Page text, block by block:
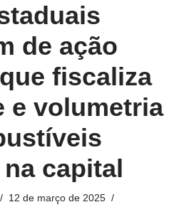
de ação
fiscaliza
e volumetria
capital
12 de março de 2025